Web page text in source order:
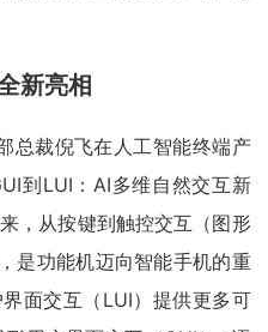
新亮相
总裁倪飞在人工智能终端产
到LUI：AI多维自然交互新
，从按键到触控交互（图形
是功能机迈向智能手机的重
面交互（LUI）提供更多可